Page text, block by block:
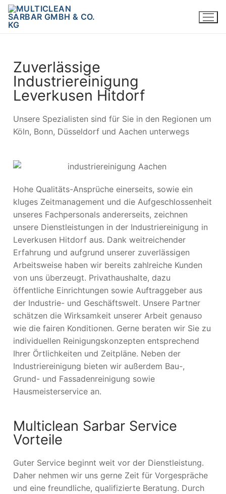
Zuverlässige
Industriereinigung
Leverkusen Hitdorf
Unsere Spezialisten sind für Sie in den Regionen um
Köln, Bonn, Düsseldorf und Aachen unterwegs
Hohe Qualitäts-Ansprüche einerseits, sowie ein
kluges Zeitmanagement und die Aufgeschlossenheit
unseres Fachpersonals andererseits, zeichnen
unsere Dienstleistungen in der Industriereinigung in
Leverkusen Hitdorf aus. Dank weitreichender
Erfahrung und aufgrund unserer zuverlässigen
Arbeitsweise haben wir bereits zahlreiche Kunden
von uns überzeugt. Privathaushalte, dazu
öffentliche Einrichtungen sowie Auftraggeber aus
der Industrie- und Geschäftswelt. Unsere Partner
schätzen die Wirksamkeit unserer Arbeit genauso
wie die fairen Konditionen. Gerne beraten wir Sie zu
individuellen Reinigungskonzepten entsprechend
Ihrer Örtlichkeiten und Zeitpläne. Neben der
Industriereinigung bieten wir außerdem Bau-,
Grund- und Fassadenreinigung sowie
Hausmeisterservice an.
Multiclean Sarbar Service
Vorteile
Guter Service beginnt weit vor der Dienstleistung.
Daher nehmen wir uns gerne Zeit für Vorgespräche
und eine freundliche, qualifizierte Beratung. Durch